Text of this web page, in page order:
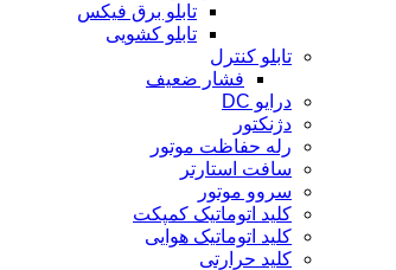
تابلو برق فیکس
تابلو کشویی
تابلو کنترل
فشار ضعیف
درایو DC
دژنکتور
رله حفاظت موتور
سافت استارتر
سروو موتور
کلید اتوماتیک کمپکت
کلید اتوماتیک هوایی
کلید حرارتی